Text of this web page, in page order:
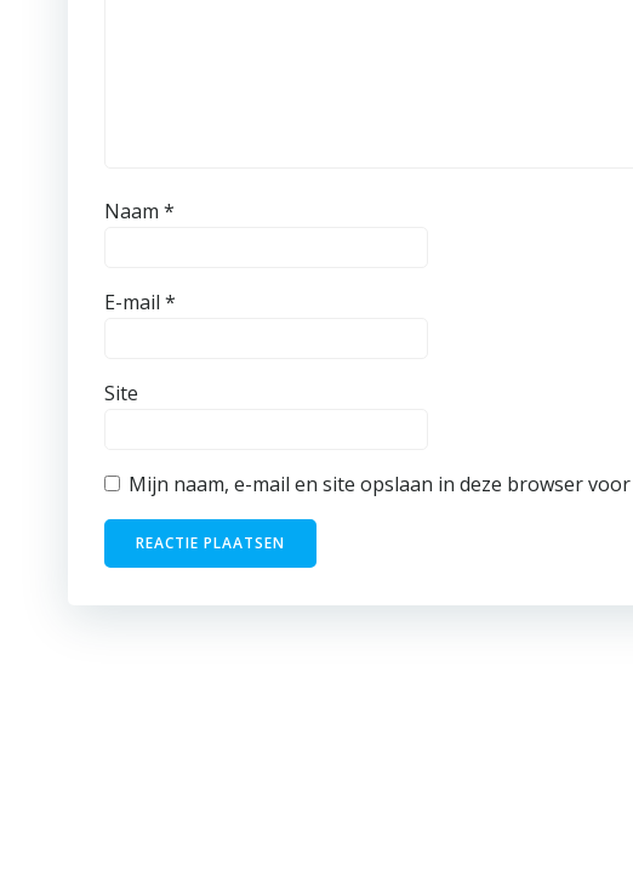
Naam *
E-mail *
Site
Mijn naam, e-mail en site opslaan in deze browser